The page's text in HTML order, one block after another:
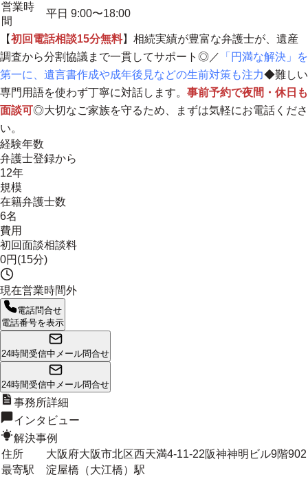
営業時
間
平日 9:00〜18:00
【初回電話相談15分無料】相続実績が豊富な弁護士が、遺産
調査から分割協議まで一貫してサポート◎／
「円満な解決」を
第一に、遺言書作成や成年後見などの生前対策も注力◆難しい
専門用語を使わず丁寧に対話します。 事前予約で夜間・休日も
面談可◎大切なご家族を守るため、まずは気軽にお電話くださ
い。
経験年数
弁護士登録から
12年
規模
在籍弁護士数
6名
費用
初回面談相談料
0円(15分)
現在営業時間外
電話問合せ
電話番号を表示
24時間受信中 メール問合せ
24時間受信中 メール問合せ
事務所詳細
インタビュー
解決事例
住所
大阪府大阪市北区西天満4-11-22阪神神明ビル9階902
最寄駅
淀屋橋（大江橋）駅